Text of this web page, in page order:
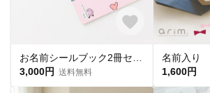
3,000円 送料無料
1,600円